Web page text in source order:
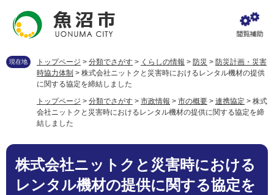
先
を
へ
現在地 トップページ > 分類でさがす > くらしの情報 > 防災 > 防災計画・災害
時協力体制 > 株式会社ニットクと災害時におけるレンタル機材の提供
に関する協定を締結しました
トップページ > 分類でさがす > 市政情報 > 市の概要 > 連携協定 > 株式
会社ニットクと災害時におけるレンタル機材の提供に関する協定を締
結しました
本
株式会社ニットクと災害時における
レンタル機材の提供に関する協定を